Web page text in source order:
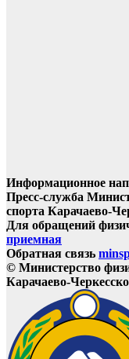
Информационное
Пресс-служба
спорта Карачаево-
Для обращений
приемная
Обратная связь
© Министерство
Карачаево-